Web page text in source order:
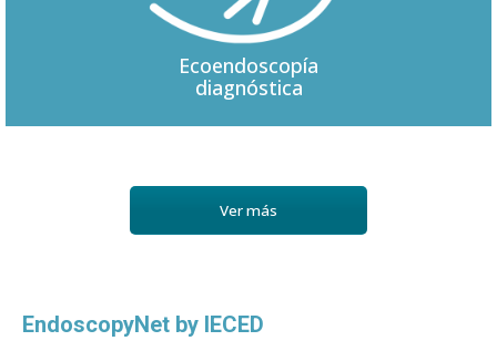
Ecoendoscopía
diagnóstica
Ver más
EndoscopyNet by IECED